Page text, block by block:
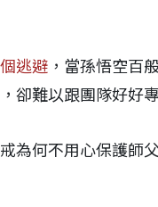
逃避 ，當孫悟空百
卻難以跟團隊好好
為何不用心保護師